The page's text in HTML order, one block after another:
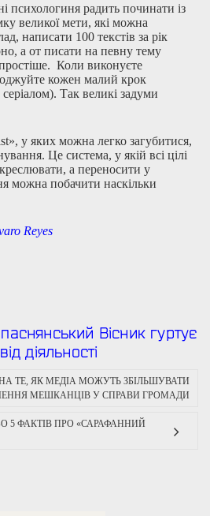
психологиня радить починати із
великої мети, які можна
написати 100 текстів за рік
а от писати на певну тему
Коли виконуєте
кожен малий крок
Так великі задуми
у яких можна легко загубитися,
Це система, у якій всі цілі
а переносити у
можна побачити наскільки
Reyes
Вісник гуртує
діяльності
ТЕ, ЯК МЕДІА МОЖУТЬ ЗБІЛЬШУВАТИ
МЕШКАНЦІВ У СПРАВИ ГРОМАДИ
5 ФАКТІВ ПРО «САРАФАННИЙ